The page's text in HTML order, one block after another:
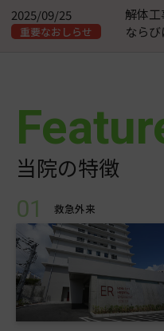
2025/09/25
重要なおしらせ
解体
なら
当院の特徴
01 救急外来